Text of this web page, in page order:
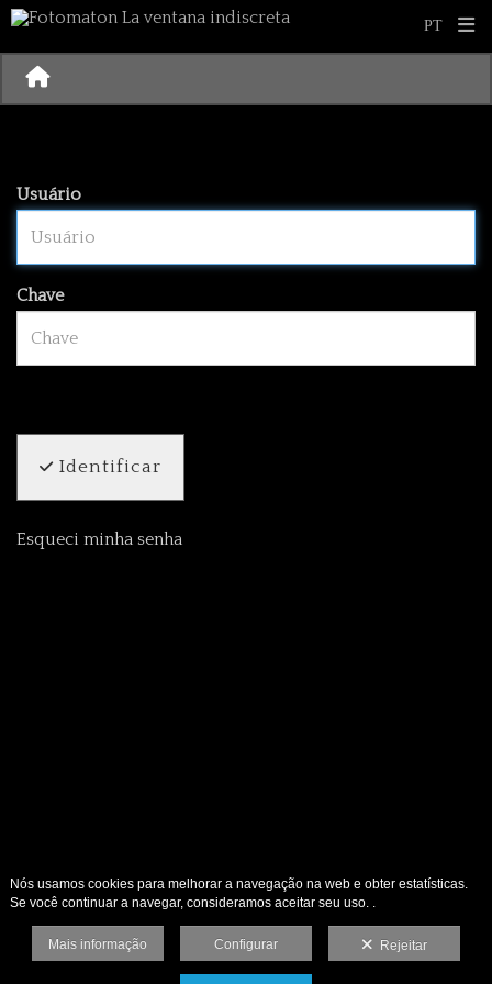
Usuário
Chave
Identificar
Esqueci minha senha
Nós usamos cookies para melhorar a navegação na web e obter estatísticas.
Se você continuar a navegar, consideramos aceitar seu uso. .
Mais informação Configurar Rejeitar